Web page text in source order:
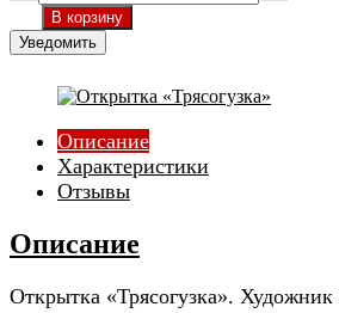
Уведомить
Описание
Характеристики
Отзывы
Описание
Открытка «Трясогузка».